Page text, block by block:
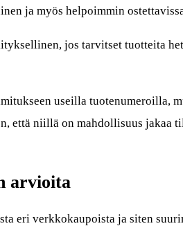
ja myös helpoimmin
jos tarvitset tuotteita
useilla tuotenumeroilla,
että niillä on mahdollisuus jakaa
arvioita
eri verkkokaupoista ja siten